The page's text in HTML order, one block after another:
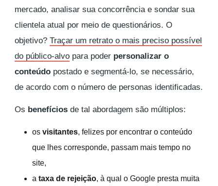
mercado, analisar sua concorrência e sondar sua
clientela atual por meio de questionários. O
objetivo? Traçar um retrato o mais preciso possível
do público-alvo para poder personalizar o
conteúdo postado e segmentá-lo, se necessário,
de acordo com o número de personas identificadas.
Os benefícios de tal abordagem são múltiplos:
os visitantes, felizes por encontrar o conteúdo
que lhes corresponde, passam mais tempo no
site,
a taxa de rejeição, à qual o Google presta muita